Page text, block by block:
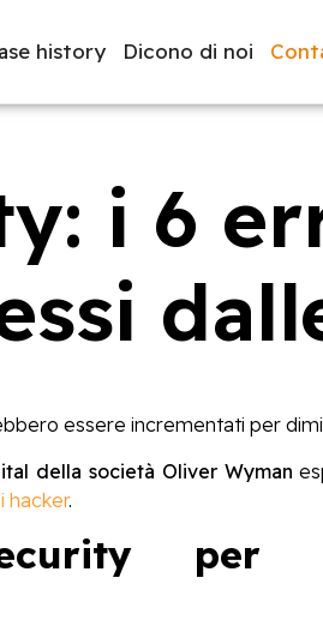
history Dicono di noi
i 6
essere incrementati per
della società Oliver Wyman
hacker.
per